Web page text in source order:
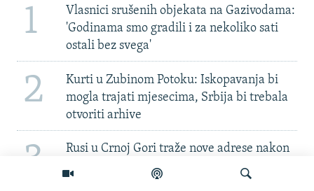
1
Vlasnici srušenih objekata na Gazivodama:
'Godinama smo gradili i za nekoliko sati
ostali bez svega'
2
Kurti u Zubinom Potoku: Iskopavanja bi
mogla trajati mjesecima, Srbija bi trebala
otvoriti arhive
3
Rusi u Crnoj Gori traže nove adrese nakon